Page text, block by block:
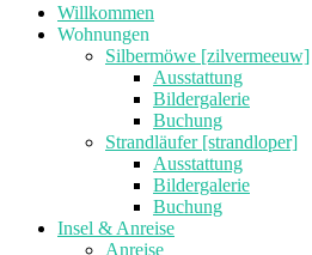
Willkommen
Wohnungen
Silbermöwe [zilvermeeuw]
Ausstattung
Bildergalerie
Buchung
Strandläufer [strandloper]
Ausstattung
Bildergalerie
Buchung
Insel & Anreise
Anreise